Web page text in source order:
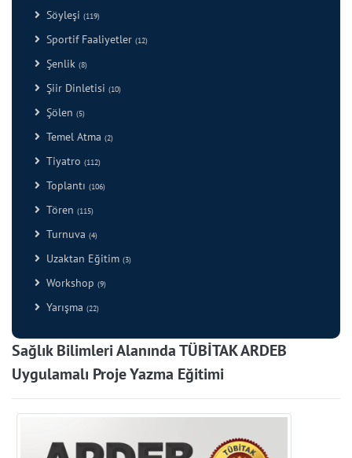
Söyleşi (119)
Sportif Faaliyetler (12)
Şenlik (8)
Şiir Dinletisi (10)
Şölen (5)
Temel Atma (2)
Tiyatro (112)
Toplantı (106)
Tören (115)
Turnuva (4)
Uzaktan Eğitim (3)
Workshop (9)
Yarışma (22)
Sağlık Bilimleri Alanında TÜBİTAK ARDEB
Uygulamalı Proje Yazma Eğitimi